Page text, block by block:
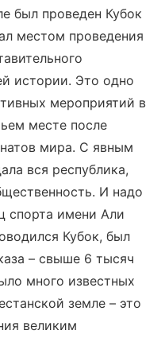
был проведен Кубок
местом проведения
истории. Это одно
мероприятий в
месте после
мира. С явным
вся республика,
И надо
спорта имени Али
Кубок, был
– свыше 6 тысяч
много известных
земле – это
великим